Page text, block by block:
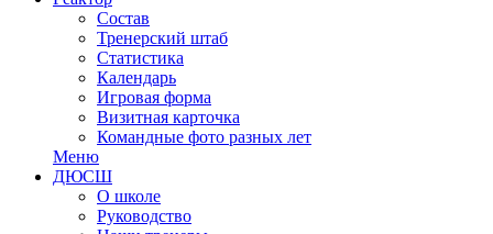
Состав
Тренерский штаб
Статистика
Календарь
Игровая форма
Визитная карточка
Командные фото разных лет
Меню
ДЮСШ
О школе
Руководство